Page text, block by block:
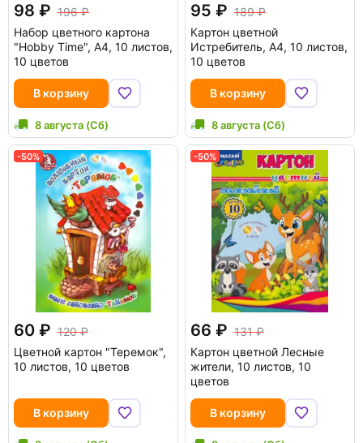
98
196
Набор цветного картона
"Hobby Time", А4, 10 листов,
10 цветов
В корзину
8 августа (Сб)
95
189
Картон цветной
Истребитель, А4, 10 листов,
10 цветов
В корзину
8 августа (Сб)
-50%
60
120
Цветной картон "Теремок",
10 листов, 10 цветов
В корзину
-50%
66
131
Картон цветной Лесные
жители, 10 листов, 10
цветов
В корзину